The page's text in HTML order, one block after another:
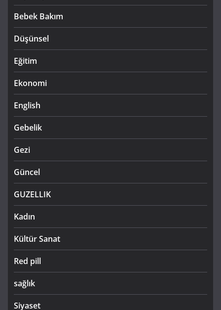
Bebek Bakım
Düşünsel
Eğitim
Ekonomi
English
Gebelik
Gezi
Güncel
GUZELLIK
Kadın
Kültür Sanat
Red pill
sağlık
Siyaset